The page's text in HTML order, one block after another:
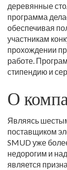
деревянные
программа
обеспечивая
участникам
прохождении
работе.
стипендию и
О
Являясь
поставщиком
SMUD уже
недорогим и
является